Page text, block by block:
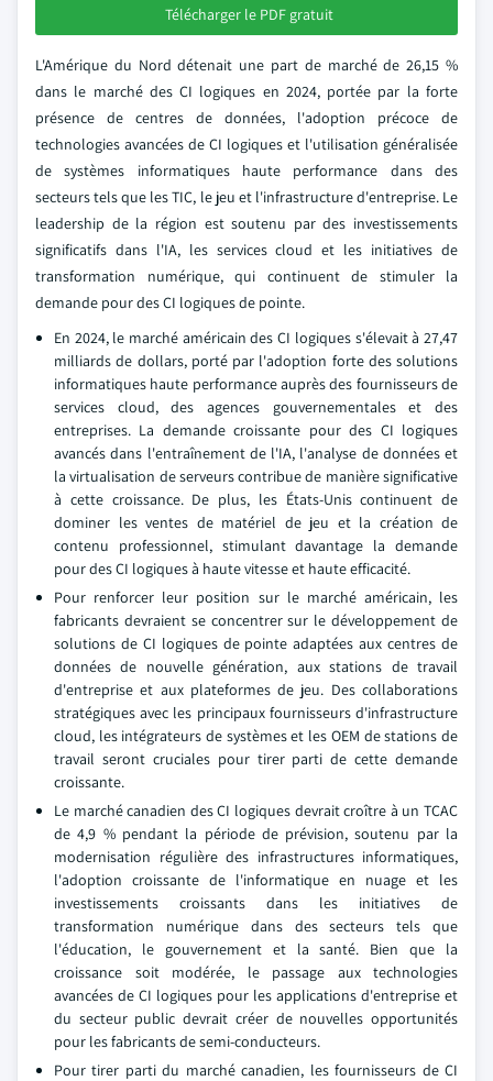
Télécharger le PDF gratuit
L'Amérique du Nord détenait une part de marché de 26,15 %
dans le marché des CI logiques en 2024, portée par la forte
présence de centres de données, l'adoption précoce de
technologies avancées de CI logiques et l'utilisation généralisée
de systèmes informatiques haute performance dans des
secteurs tels que les TIC, le jeu et l'infrastructure d'entreprise. Le
leadership de la région est soutenu par des investissements
significatifs dans l'IA, les services cloud et les initiatives de
transformation numérique, qui continuent de stimuler la
demande pour des CI logiques de pointe.
En 2024, le marché américain des CI logiques s'élevait à 27,47
milliards de dollars, porté par l'adoption forte des solutions
informatiques haute performance auprès des fournisseurs de
services cloud, des agences gouvernementales et des
entreprises. La demande croissante pour des CI logiques
avancés dans l'entraînement de l'IA, l'analyse de données et
la virtualisation de serveurs contribue de manière significative
à cette croissance. De plus, les États-Unis continuent de
dominer les ventes de matériel de jeu et la création de
contenu professionnel, stimulant davantage la demande
pour des CI logiques à haute vitesse et haute efficacité.
Pour renforcer leur position sur le marché américain, les
fabricants devraient se concentrer sur le développement de
solutions de CI logiques de pointe adaptées aux centres de
données de nouvelle génération, aux stations de travail
d'entreprise et aux plateformes de jeu. Des collaborations
stratégiques avec les principaux fournisseurs d'infrastructure
cloud, les intégrateurs de systèmes et les OEM de stations de
travail seront cruciales pour tirer parti de cette demande
croissante.
Le marché canadien des CI logiques devrait croître à un TCAC
de 4,9 % pendant la période de prévision, soutenu par la
modernisation régulière des infrastructures informatiques,
l'adoption croissante de l'informatique en nuage et les
investissements croissants dans les initiatives de
transformation numérique dans des secteurs tels que
l'éducation, le gouvernement et la santé. Bien que la
croissance soit modérée, le passage aux technologies
avancées de CI logiques pour les applications d'entreprise et
du secteur public devrait créer de nouvelles opportunités
pour les fabricants de semi-conducteurs.
Pour tirer parti du marché canadien, les fournisseurs de CI